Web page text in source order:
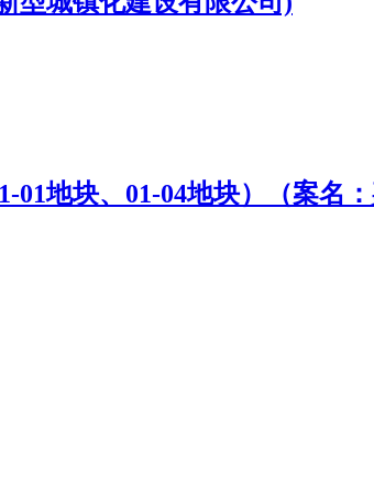
地块、01-04地块）（案名